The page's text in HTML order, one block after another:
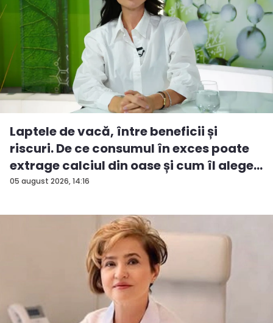
05 august 2026, 14:16
Laptele de vacă, între beneficii și
riscuri. De ce consumul în exces poate
extrage calciul din oase și cum îl alege...